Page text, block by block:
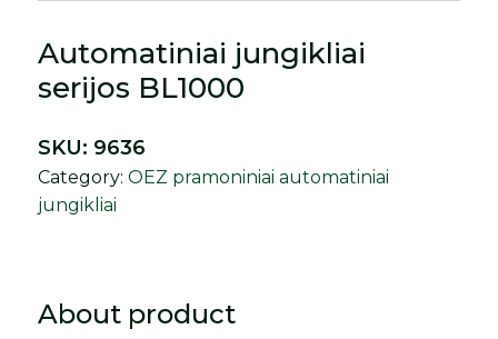
Automatiniai jungikliai
serijos BL1000
SKU: 9636
Category:OEZ pramoniniai automatiniai
jungikliai
About product